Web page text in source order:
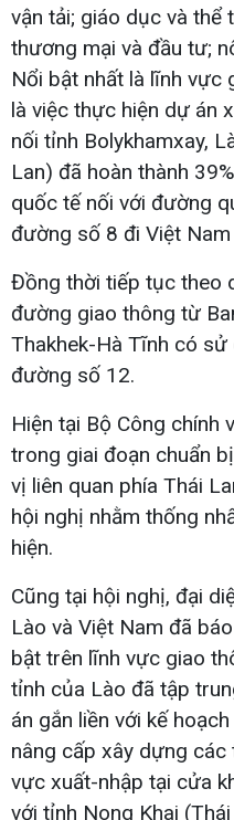
vận tải; giáo dục và thể
thương mại và đầu tư;
Nổi bật nhất là lĩnh vực
là việc thực hiện dự án
nối tỉnh Bolykhamxay,
Lan) đã hoàn thành
quốc tế nối với đường
đường số 8 đi Việt
Đồng thời tiếp tục theo
đường giao thông từ
Thakhek-Hà Tĩnh có
đường số 12.
Hiện tại Bộ Công chính
trong giai đoạn chuẩn
vị liên quan phía Thái
hội nghị nhằm thống
hiện.
Cũng tại hội nghị, đại
Lào và Việt Nam đã
bật trên lĩnh vực giao
tỉnh của Lào đã tập
án gắn liền với kế
nâng cấp xây dựng
vực xuất-nhập tại cửa
với tỉnh Nong Khai